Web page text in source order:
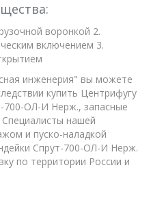
воронкой 2.
включением 3.
инженерия" вы можете
купить Центрифугу
700-ОЛ-И Нерж., запасные
нашей
и пуско-наладкой
Спрут-700-ОЛ-И Нерж.
по территории России и